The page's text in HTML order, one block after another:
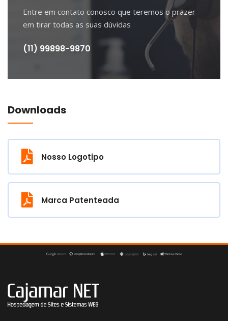
Entre em contato conosco que teremos o prazer
em tirar todas as suas dúvidas
(11) 99898-9870
Downloads
Nosso Logotipo
Marca Patenteada